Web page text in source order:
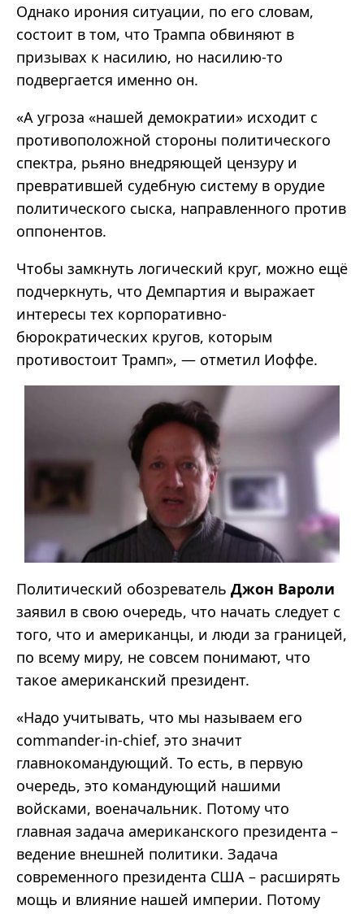
Однако ирония ситуации, по его словам,
состоит в том, что Трампа обвиняют в
призывах к насилию, но насилию-то
подвергается именно он.
«А угроза «нашей демократии» исходит с
противоположной стороны политического
спектра, рьяно внедряющей цензуру и
превратившей судебную систему в орудие
политического сыска, направленного против
оппонентов.
Чтобы замкнуть логический круг, можно ещё
подчеркнуть, что Демпартия и выражает
интересы тех корпоративно-
бюрократических кругов, которым
противостоит Трамп», — отметил Иоффе.
Политический обозреватель Джон Вароли
заявил в свою очередь, что начать следует с
того, что и американцы, и люди за границей,
по всему миру, не совсем понимают, что
такое американский президент.
«Надо учитывать, что мы называем его
commander-in-chief, это значит
главнокомандующий. То есть, в первую
очередь, это командующий нашими
войсками, военачальник. Потому что
главная задача американского президента –
ведение внешней политики. Задача
современного президента США – расширять
мощь и влияние нашей империи. Потому